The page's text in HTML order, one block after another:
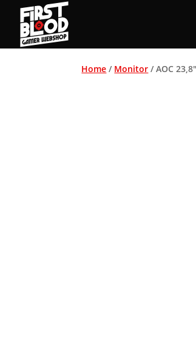
Home / Monitor / AOC